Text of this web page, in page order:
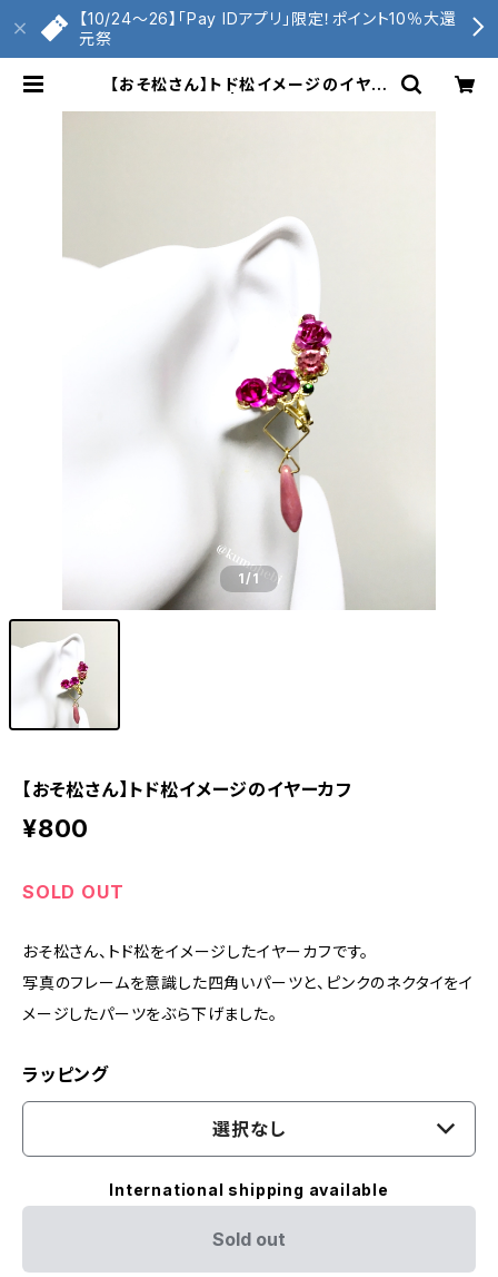
【10/24〜26】「Pay IDアプリ」限定！ポイント10％大還
元祭
【おそ松さん】トド松イメージのイヤー
1/1
【おそ松さん】トド松イメージのイヤーカフ
¥800
SOLD OUT
おそ松さん、トド松をイメージしたイヤーカフです。
写真のフレームを意識した四角いパーツと、ピンクのネクタイをイ
メージしたパーツをぶら下げました。
ラッピング
選択なし
International shipping available
Sold out